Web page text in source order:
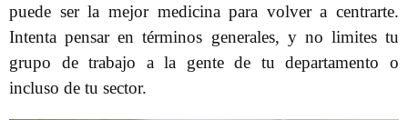
puede ser la mejor medicina para volver a centrarte.
Intenta pensar en términos generales, y no limites tu
grupo de trabajo a la gente de tu departamento o
incluso de tu sector.